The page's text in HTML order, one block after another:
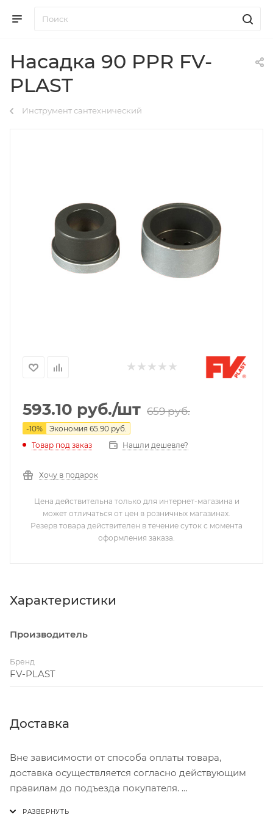
Насадка 90 PPR FV-
PLAST
Инструмент сантехнический
593.10 руб./шт 659руб.
-10% Экономия 65.90 руб.
Товар под заказ
Нашли дешевле?
Хочу в подарок
Цена действительна только для интернет-магазина и
может отличаться от цен в розничных магазинах.
Резерв товара действителен в течение суток с момента
оформления заказа.
Характеристики
Производитель
Бренд
FV-PLAST
Доставка
Вне зависимости от способа оплаты товара,
доставка осуществляется согласно действующим
правилам до подъезда покупателя.